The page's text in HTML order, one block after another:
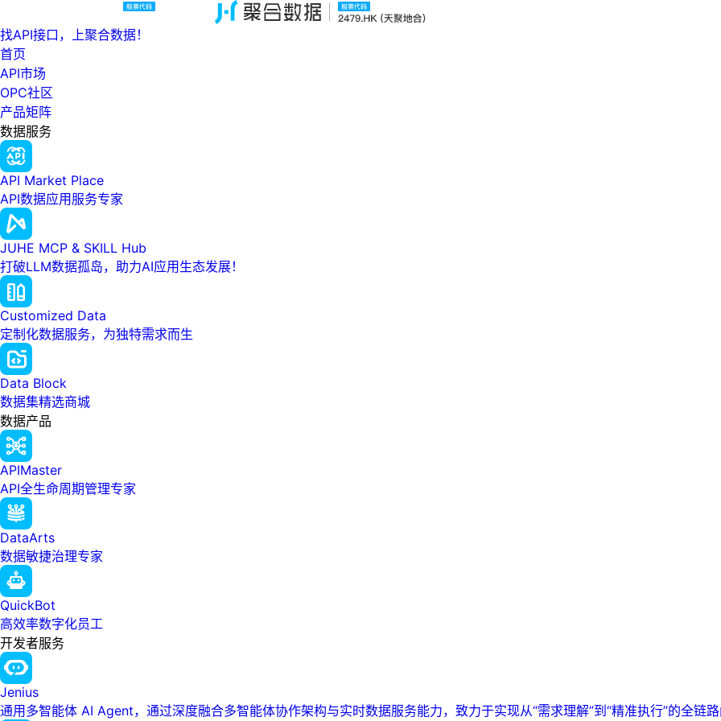
找API接口，上聚合数据！
首页
API市场
OPC社区
产品矩阵
数据服务
API Market Place
API数据应用服务专家
JUHE MCP & SKILL Hub
打破LLM数据孤岛，助力AI应用生态发展！
Customized Data
定制化数据服务，为独特需求而生
Data Block
数据集精选商城
数据产品
APIMaster
API全生命周期管理专家
DataArts
数据敏捷治理专家
QuickBot
高效率数字化员工
开发者服务
Jenius
通用多智能体 AI Agent，通过深度融合多智能体协作架构与实时数据服务能力，致力于实现从“需求理解”到“精准执行”的全链